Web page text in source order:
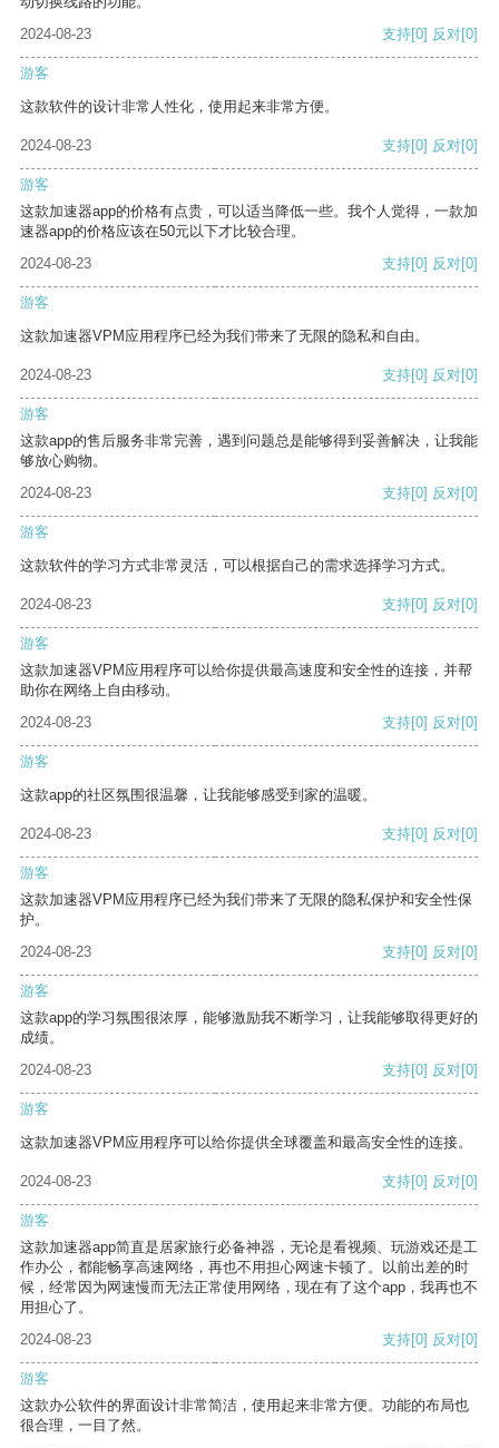
2024-08-23
支持[0] 反对[0]
游客
这款软件的设计非常人性化，使用起来非常方便。
2024-08-23 支持[0] 反对[0]
游客
这款加速器app的价格有点贵，可以适当降低一些。我个人觉得，一款加
速器app的价格应该在50元以下才比较合理。
2024-08-23
支持[0] 反对[0]
游客
这款加速器VPM应用程序已经为我们带来了无限的隐私和自由。
2024-08-23 支持[0] 反对[0]
游客
这款app的售后服务非常完善，遇到问题总是能够得到妥善解决，让我能
够放心购物。
2024-08-23
支持[0] 反对[0]
游客
这款软件的学习方式非常灵活，可以根据自己的需求选择学习方式。
2024-08-23 支持[0] 反对[0]
游客
这款加速器VPM应用程序可以给你提供最高速度和安全性的连接，并帮
助你在网络上自由移动。
2024-08-23
支持[0] 反对[0]
游客
这款app的社区氛围很温馨，让我能够感受到家的温暖。
2024-08-23 支持[0] 反对[0]
游客
这款加速器VPM应用程序已经为我们带来了无限的隐私保护和安全性保
护。
2024-08-23
支持[0] 反对[0]
游客
这款app的学习氛围很浓厚，能够激励我不断学习，让我能够取得更好的
成绩。
2024-08-23
支持[0] 反对[0]
游客
这款加速器VPM应用程序可以给你提供全球覆盖和最高安全性的连接。
2024-08-23 支持[0] 反对[0]
游客
这款加速器app简直是居家旅行必备神器，无论是看视频、玩游戏还是工
作办公，都能畅享高速网络，再也不用担心网速卡顿了。以前出差的时
候，经常因为网速慢而无法正常使用网络，现在有了这个app，我再也不
用担心了。
2024-08-23
支持[0] 反对[0]
游客
这款办公软件的界面设计非常简洁，使用起来非常方便。功能的布局也
很合理，一目了然。